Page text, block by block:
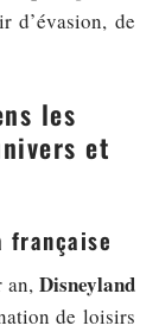
d’évasion, de
les
et
française
Disneyland
de loisirs